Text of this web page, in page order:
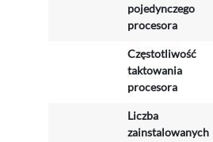
pojedynczego
procesora
Częstotliwość
taktowania
procesora
Liczba
zainstalowanych